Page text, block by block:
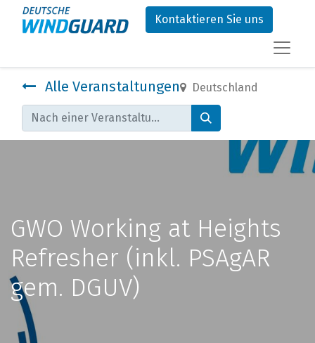
Kontaktieren Sie uns
Alle Veranstaltungen Deutschland
GWO Working at Heights
Refresher (inkl. PSAgAR
gem. DGUV)